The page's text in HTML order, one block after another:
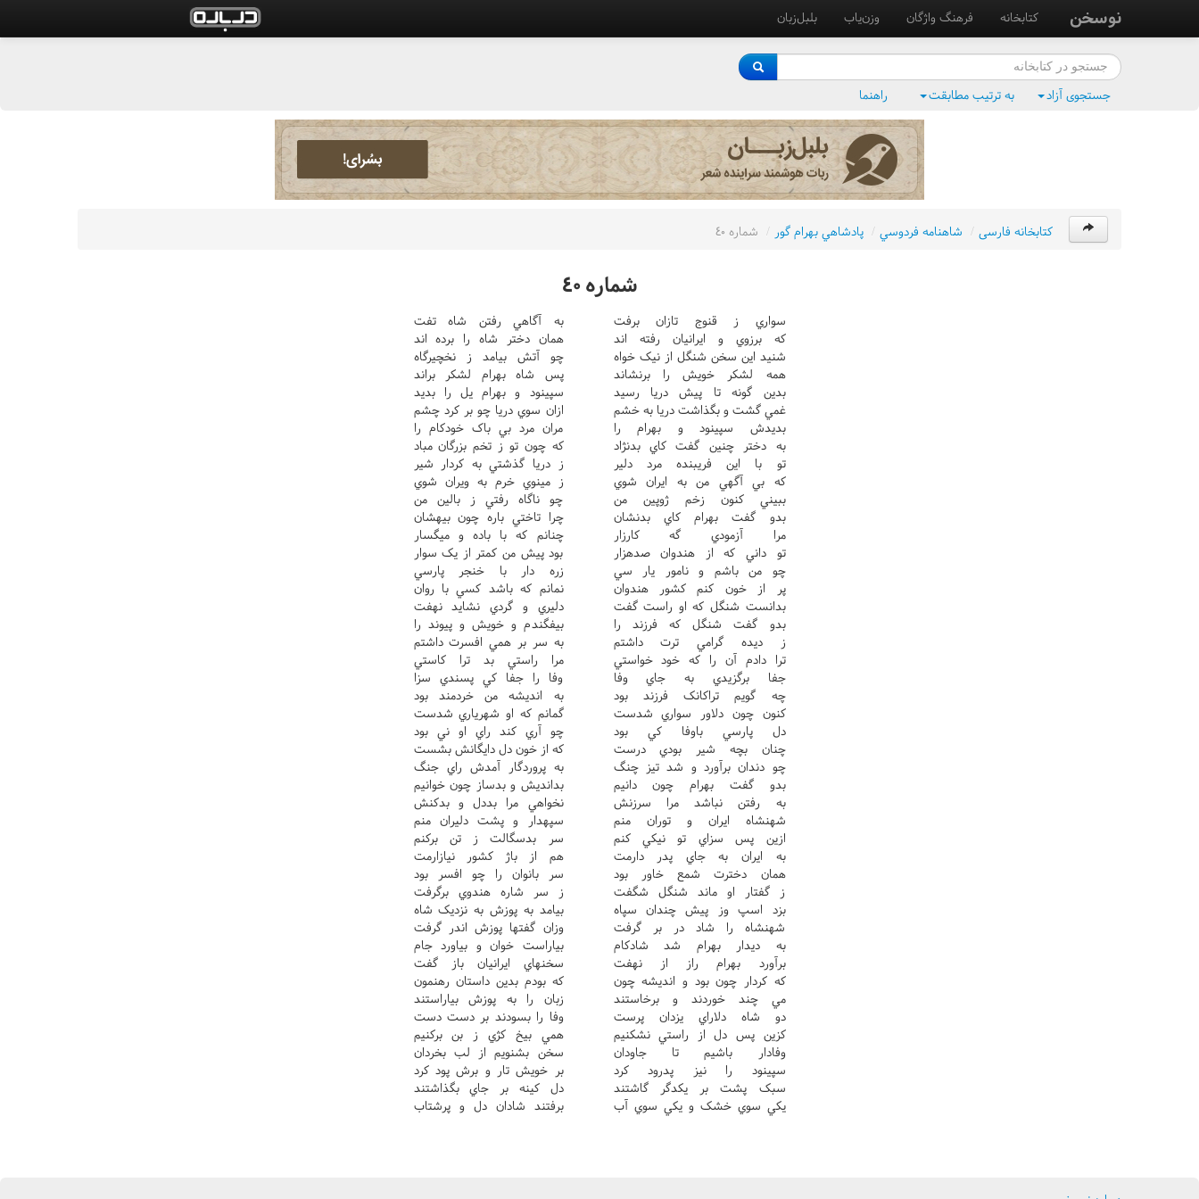
نوسخن کتابخانه فرهنگ واژگان وزن‌یاب بلبل‌زبان
جستجوی آزاد به ترتیب مطابقت راهنما
کتابخانه فارسی / شاهنامه فردوسي / پادشاهي بهرام گور / شماره ٤٠
شماره ٤٠
سواري ز قنوج تازان برفت
به آگاهي رفتن شاه تفت
که برزوي و ايرانيان رفته اند
همان دختر شاه را برده اند
شنيد اين سخن شنگل از نيک خواه
چو آتش بيامد ز نخچيرگاه
همه لشکر خويش را برنشاند
پس شاه بهرام لشکر براند
بدين گونه تا پيش دريا رسيد
سپينود و بهرام يل را بديد
غمي گشت و بگذاشت دريا به خشم
ازان سوي دريا چو بر کرد چشم
بديدش سپينود و بهرام را
مران مرد بي باک خودکام را
به دختر چنين گفت کاي بدنژاد
که چون تو ز تخم بزرگان مباد
تو با اين فريبنده مرد دلير
ز دريا گذشتي به کردار شير
که بي آگهي من به ايران شوي
ز مينوي خرم به ويران شوي
ببيني کنون زخم ژوپين من
چو ناگاه رفتي ز بالين من
بدو گفت بهرام کاي بدنشان
چرا تاختي باره چون بيهشان
مرا آزمودي گه کارزار
چنانم که با باده و ميگسار
تو داني که از هندوان صدهزار
بود پيش من کمتر از يک سوار
چو من باشم و نامور يار سي
زره دار با خنجر پارسي
پر از خون کنم کشور هندوان
نمانم که باشد کسي با روان
بدانست شنگل که او راست گفت
دليري و گردي نشايد نهفت
بدو گفت شنگل که فرزند را
بيفگندم و خويش و پيوند را
ز ديده گرامي ترت داشتم
به سر بر همي افسرت داشتم
ترا دادم آن را که خود خواستي
مرا راستي بد ترا کاستي
جفا برگزيدي به جاي وفا
وفا را جفا کي پسندي سزا
چه گويم تراکانک فرزند بود
به انديشه من خردمند بود
کنون چون دلاور سواري شدست
گمانم که او شهرياري شدست
دل پارسي باوفا کي بود
چو آري کند راي او ني بود
چنان بچه شير بودي درست
که از خون دل دايگانش بشست
چو دندان برآورد و شد تيز چنگ
به پروردگار آمدش راي جنگ
بدو گفت بهرام چون دانيم
بدانديش و بدساز چون خوانيم
به رفتن نباشد مرا سرزنش
نخواهي مرا بددل و بدکنش
شهنشاه ايران و توران منم
سپهدار و پشت دليران منم
ازين پس سزاي تو نيکي کنم
سر بدسگالت ز تن برکنم
به ايران به جاي پدر دارمت
هم از باژ کشور نيازارمت
همان دخترت شمع خاور بود
سر بانوان را چو افسر بود
ز گفتار او ماند شنگل شگفت
ز سر شاره هندوي برگرفت
بزد اسپ وز پيش چندان سپاه
بيامد به پوزش به نزديک شاه
شهنشاه را شاد در بر گرفت
وزان گفتها پوزش اندر گرفت
به ديدار بهرام شد شادکام
بياراست خوان و بياورد جام
برآورد بهرام راز از نهفت
سخنهاي ايرانيان باز گفت
که کردار چون بود و انديشه چون
که بودم بدين داستان رهنمون
مي چند خوردند و برخاستند
زبان را به پوزش بياراستند
دو شاه دلاراي يزدان پرست
وفا را بسودند بر دست دست
کزين پس دل از راستي نشکنيم
همي بيخ کژي ز بن برکنيم
وفادار باشيم تا جاودان
سخن بشنويم از لب بخردان
سپينود را نيز پدرود کرد
بر خويش تار و برش پود کرد
سبک پشت بر يکدگر گاشتند
دل کينه بر جاي بگذاشتند
يکي سوي خشک و يکي سوي آب
برفتند شادان دل و پرشتاب